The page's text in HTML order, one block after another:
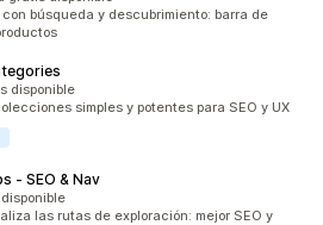
búsqueda y descubrimiento: barra de
disponible
simples y potentes para SEO y UX
‑ SEO & Nav
las rutas de exploración: mejor SEO y